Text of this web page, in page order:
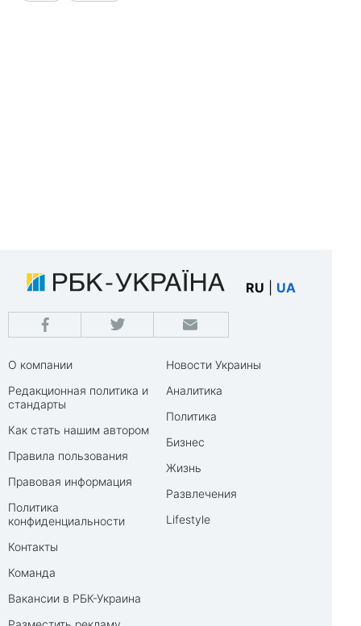
RU UA
О компании
Редакционная политика и
стандарты
Как стать нашим автором
Правила пользования
Правовая информация
Политика
конфиденциальности
Контакты
Команда
Вакансии в РБК-Украина
Новости Украины
Аналитика
Политика
Бизнес
Жизнь
Развлечения
Lifestyle